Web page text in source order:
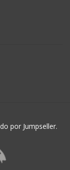
por Jumpseller.